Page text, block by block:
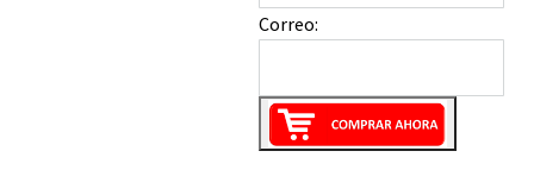
Correo: